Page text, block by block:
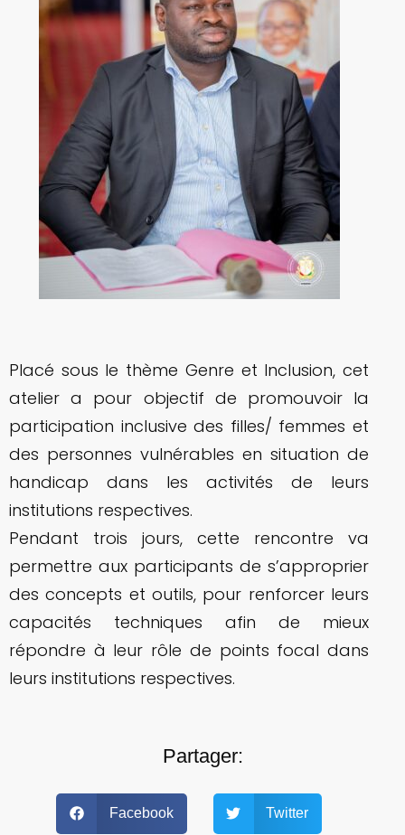
Placé sous le thème Genre et Inclusion, cet
atelier a pour objectif de promouvoir la
participation inclusive des filles/ femmes et
des personnes vulnérables en situation de
handicap dans les activités de leurs
institutions respectives.
Pendant trois jours, cette rencontre va
permettre aux participants de s’approprier
des concepts et outils, pour renforcer leurs
capacités techniques afin de mieux
répondre à leur rôle de points focal dans
leurs institutions respectives.
Partager:
Facebook Twitter